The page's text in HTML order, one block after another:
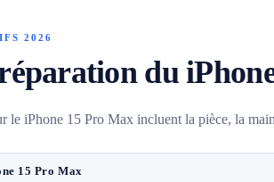
2026
du
le iPhone 15 Pro Max incluent la pièce, la
15 Pro Max